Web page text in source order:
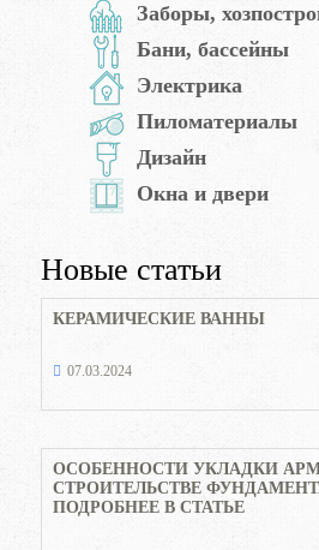
Заборы,
Бани, бассейны
Электрика
Пиломатериалы
Дизайн
Окна и двери
Новые статьи
КЕРАМИЧЕСКИЕ ВАННЫ
07.03.2024
ОСОБЕННОСТИ УКЛАДКИ
СТРОИТЕЛЬСТВЕ
ПОДРОБНЕЕ В СТАТЬЕ